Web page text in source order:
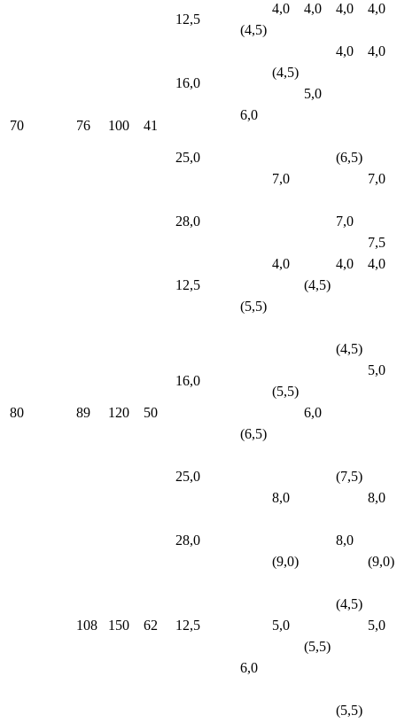
70 76 100 41
12,5
4,0 4,0 4,0
4,0
(4,5)
16,0
4,0
4,0
(4,5)
5,0
6,0
25,0
(6,5)
7,0
7,0
28,0
7,0
7,5
80 89 120 50
12,5
4,0 4,0
4,0
(4,5)
(5,5)
16,0
(4,5)
5,0
(5,5)
6,0
(6,5)
25,0
(7,5)
8,0
8,0
28,0
8,0
(9,0)
(9,0)
108 150 62 12,5
(4,5)
5,0
5,0
(5,5)
6,0
(5,5)